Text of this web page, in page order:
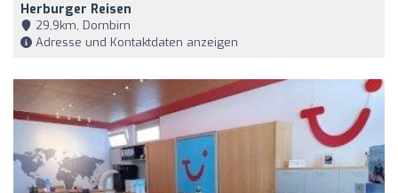
Herburger Reisen
29,9km, Dornbirn
Adresse und Kontaktdaten anzeigen